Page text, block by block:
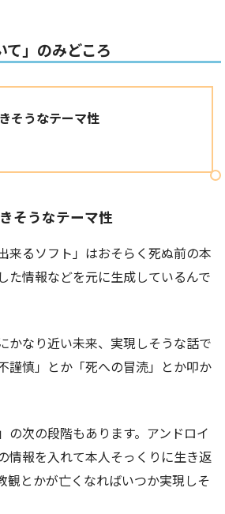
て」のみどころ
そうなテーマ性
そうなテーマ性
来るソフト」はおそらく死ぬ前の本
た情報などを元に生成しているんで
かなり近い未来、実現しそうな話で
謹慎」とか「死への冒涜」とか叩か
の次の段階もあります。アンドロイ
情報を入れて本人そっくりに生き返
観とかが亡くなればいつか実現しそ